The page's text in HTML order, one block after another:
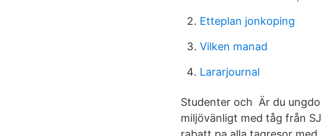
Etteplan jonkoping
Vilken manad
Lararjournal
Studenter och Är du
miljövänligt med tåg från